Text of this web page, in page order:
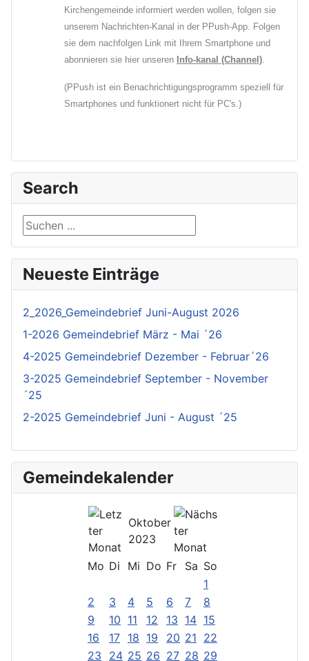
Kirchengemeinde informiert werden wollen, folgen sie
unserem Nachrichten-Kanal in der PPush-App. Folgen
sie dem nachfolgen Link mit Ihrem Smartphone und
abonnieren sie hier unseren Info-kanal (Channel).
(PPush ist ein Benachrichtigungsprogramm speziell für
Smartphones und funktionert nicht für PC's.)
Search
Suchen ...
Neueste Einträge
2_2026_Gemeindebrief Juni-August 2026
1-2026 Gemeindebrief März - Mai ´26
4-2025 Gemeindebrief Dezember - Februar´26
3-2025 Gemeindebrief September - November
´25
2-2025 Gemeindebrief Juni - August ´25
Gemeindekalender
Oktober
2023
Mo Di Mi Do Fr Sa So
1
2
3 4 5 6 7
8
9
10 11 12 13 14 15
16
17 18 19 20 21 22
23
24 25 26 27 28 29